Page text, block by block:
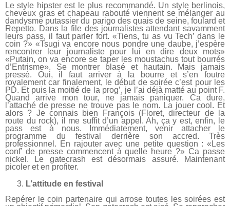
Le style hipster est le plus recommandé. Un style berlinois,
cheveux gras et chapeau rabouté viennent se mélanger au
dandysme putassier du parigo des quais de seine, foulard et
Repetto. Dans la file des journalistes attendant savamment
leurs pass, il faut parler fort. «Tiens, tu as vu Tech’ dans le
coin ?» «Tsugi va encore nous pondre une daube, j’espère
rencontrer leur journaliste pour lui en dire deux mots»
«Putain, on va encore se taper les moustachus tout bourrés
d’Entrisme». Se montrer blasé et hautain. Mais jamais
pressé. Oui, il faut arriver à la bourre et s’en foutre
royalement car finalement, le début de soirée c’est pour les
PD. Et puis la moitié de la prog’, je l’ai déjà matté au point F.
Quand arrive mon tour, ne jamais paniquer. Ca dure,
l’attaché de presse ne trouve pas le nom. La jouer cool. Et
alors ? Je connais bien François (Floret, directeur de la
route du rock), il me suffit d’un appel. Ah, ça y est, enfin, le
pass est à nous. Immédiatement, venir attacher le
programme du festival derrière son accred. Très
professionnel. En rajouter avec une petite question : «Les
conf’ de presse commencent à quelle heure ?» Ca passe
nickel. Le gatecrash est désormais assuré. Maintenant
picoler et en profiter.
L’attitude en festival
Repérer le coin partenaire qui arrose toutes les soirées est